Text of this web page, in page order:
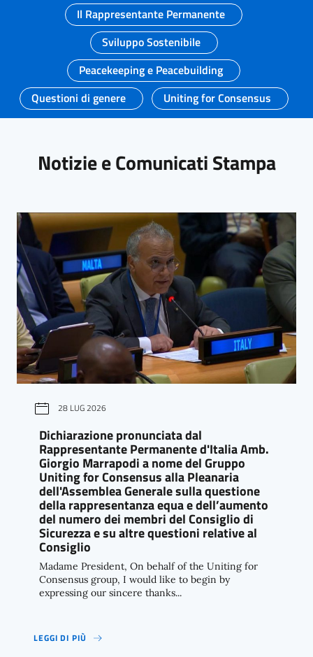
Il Rappresentante Permanente
Sviluppo Sostenibile
Peacekeeping e Peacebuilding
Questioni di genere
Uniting for Consensus
Notizie e Comunicati Stampa
28 LUG 2026
Dichiarazione pronunciata dal
Rappresentante Permanente d'Italia Amb.
Giorgio Marrapodi a nome del Gruppo
Uniting for Consensus alla Pleanaria
dell'Assemblea Generale sulla questione
della rappresentanza equa e dell’aumento
del numero dei membri del Consiglio di
Sicurezza e su altre questioni relative al
Consiglio
Madame President, On behalf of the Uniting for
Consensus group, I would like to begin by
expressing our sincere thanks...
LEGGI DI PIÙ